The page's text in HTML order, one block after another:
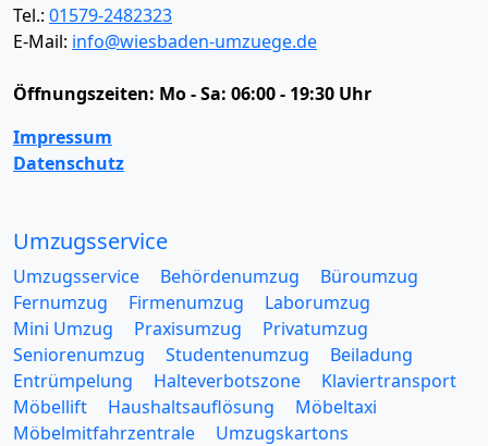
Tel.: 01579-2482323
E-Mail: info@wiesbaden-umzuege.de
Öffnungszeiten: Mo - Sa: 06:00 - 19:30 Uhr
Impressum
Datenschutz
Umzugsservice
Umzugsservice Behördenumzug
Büroumzug
Fernumzug
Firmenumzug
Laborumzug
Mini Umzug
Praxisumzug
Privatumzug
Seniorenumzug
Studentenumzug
Beiladung
Entrümpelung
Halteverbotszone
Klaviertransport
Möbellift
Haushaltsauflösung
Möbeltaxi
Möbelmitfahrzentrale
Umzugskartons